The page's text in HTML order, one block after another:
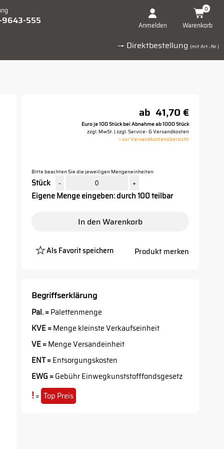
9643-555 Anmelden Warenkorb
0
→ Direktbestellung (mit Art.-Nr.)
ab 41,70 €
Euro je 100 Stück bei Abnahme ab 1000 Stück
zzgl. MwSt. | zzgl. Service- & Versandkosten
> zur Versandkostenübersicht
Bitte beachten Sie die jeweiligen Mengeneinheiten
Stück - +
Eigene Menge eingeben: durch 100 teilbar
In den Warenkorb
Als Favorit speichern
Platzhalter
Produkt merken
Begriffserklärung
Pal. =Palettenmenge
KVE =Menge kleinste Verkaufseinheit
VE =Menge Versandeinheit
ENT =Entsorgungskosten
EWG =Gebühr Einwegkunststofffondsgesetz
!= Top Preis